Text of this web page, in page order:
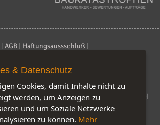
AGB Haftungsaussschluß
Produktbezeichnungen, Namen und
der jeweiligen Firmen. Unser Portal
für dir wir Geld erhalten.
& Datenschutz
Cookies, damit Inhalte nicht zu
werden, um Anzeigen zu
und um Soziale Netzwerke
zu können. Mehr